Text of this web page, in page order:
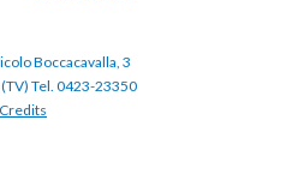
Boccacavalla, 3
Tel. 0423-23350
Credits